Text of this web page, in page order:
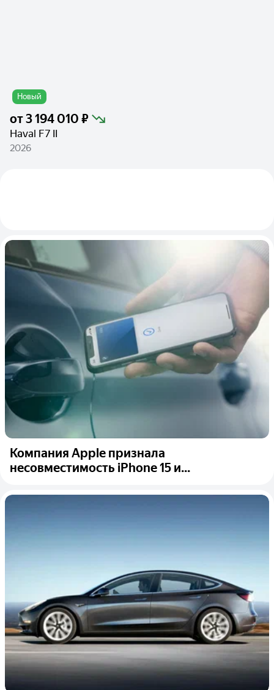
Новый
от3 194 010 ₽
Haval F7 II
2026
Компания Apple признала
несовместимость iPhone 15 и...